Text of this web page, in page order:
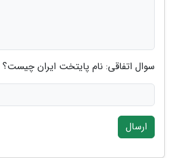
سوال اتفاقی: نام پایتخت ایران چیست؟
ارسال